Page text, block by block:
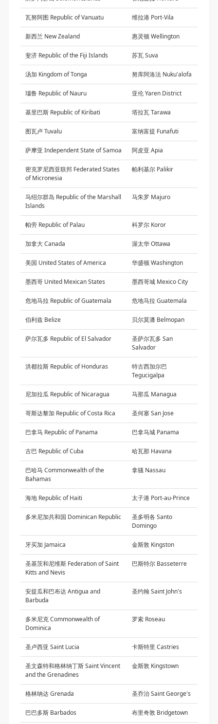
瓦努阿图 Republic of Vanuatu 维拉港 Port-Vila
新西兰 New Zealand 惠灵顿 Wellington
斐济 Republic of the Fiji Islands 苏瓦 Suva
汤加 Kingdom of Tonga 努库阿洛法 Nuku'alofa
瑙鲁 Republic of Nauru 亚伦 Yaren District
基里巴斯 Republic of Kiribati 塔拉瓦 Tarawa
图瓦卢 Tuvalu 富纳富提 Funafuti
萨摩亚 Independent State of Samoa 阿皮亚 Apia
密克罗尼西亚联邦 Federated States
of Micronesia
帕利基尔 Palikir
马绍尔群岛 Republic of the Marshall
Islands
马朱罗 Majuro
帕劳 Republic of Palau 科罗尔 Koror
加拿大 Canada 渥太华 Ottawa
美国 United States of America 华盛顿 Washington
墨西哥 United Mexican States 墨西哥城 Mexico City
危地马拉 Republic of Guatemala 危地马拉 Guatemala
伯利兹 Belize 贝尔莫潘 Belmopan
萨尔瓦多 Republic of El Salvador
圣萨尔瓦多 San
Salvador
洪都拉斯 Republic of Honduras
特古西加尔巴
Tegucigalpa
尼加拉瓜 Republic of Nicaragua 马那瓜 Managua
哥斯达黎加 Republic of Costa Rica 圣何塞 San Jose
巴拿马 Republic of Panama 巴拿马城 Panama
古巴 Republic of Cuba 哈瓦那 Havana
巴哈马 Commonwealth of the
Bahamas
拿骚 Nassau
海地 Republic of Haiti 太子港 Port-au-Prince
多米尼加共和国 Dominican Republic
圣多明各 Santo
Domingo
牙买加 Jamaica 金斯敦 Kingston
圣基茨和尼维斯 Federation of Saint
Kitts and Nevis
巴斯特尔 Basseterre
安提瓜和巴布达 Antigua and
Barbuda
圣约翰 Saint John's
多米尼克 Commonwealth of
Dominica
罗索 Roseau
圣卢西亚 Saint Lucia 卡斯特里 Castries
圣文森特和格林纳丁斯 Saint Vincent
and the Grenadines
金斯敦 Kingstown
格林纳达 Grenada 圣乔治 Saint George's
巴巴多斯 Barbados 布里奇敦 Bridgetown